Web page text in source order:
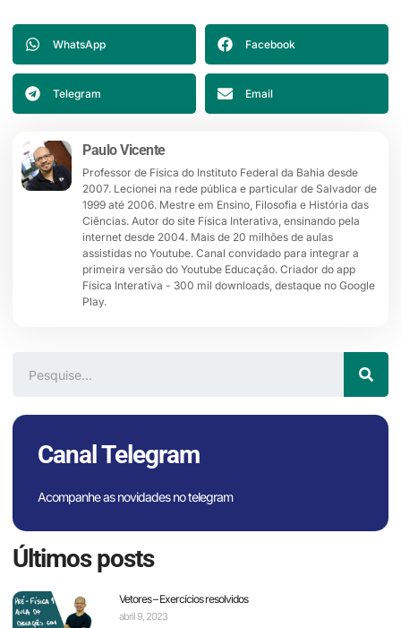
WhatsApp Facebook
Telegram Email
Paulo Vicente
Professor de Física do Instituto Federal da Bahia desde
2007. Lecionei na rede pública e particular de Salvador de
1999 até 2006. Mestre em Ensino, Filosofia e História das
Ciências. Autor do site Física Interativa, ensinando pela
internet desde 2004. Mais de 20 milhões de aulas
assistidas no Youtube. Canal convidado para integrar a
primeira versão do Youtube Educação. Criador do app
Física Interativa - 300 mil downloads, destaque no Google
Play.
Canal Telegram
Acompanhe as novidades no telegram
Últimos posts
Vetores – Exercícios resolvidos
abril 9, 2023